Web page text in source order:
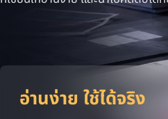
อ่านง่าย ใช้ได้จริง